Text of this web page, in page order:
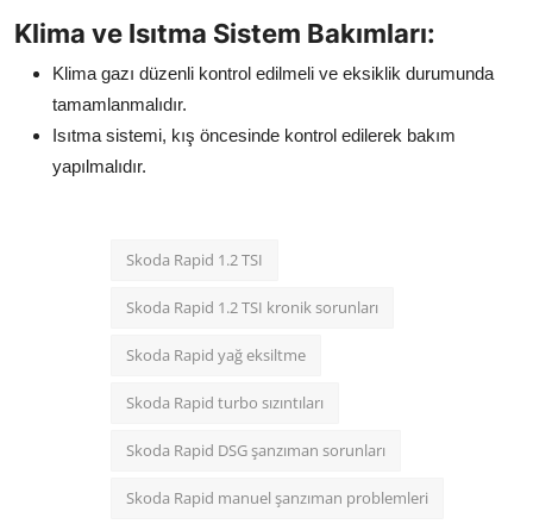
Klima ve Isıtma Sistem Bakımları:
Klima gazı düzenli kontrol edilmeli ve eksiklik durumunda
tamamlanmalıdır.
Isıtma sistemi, kış öncesinde kontrol edilerek bakım
yapılmalıdır.
Skoda Rapid 1.2 TSI
Skoda Rapid 1.2 TSI kronik sorunları
Skoda Rapid yağ eksiltme
Skoda Rapid turbo sızıntıları
Skoda Rapid DSG şanzıman sorunları
Skoda Rapid manuel şanzıman problemleri